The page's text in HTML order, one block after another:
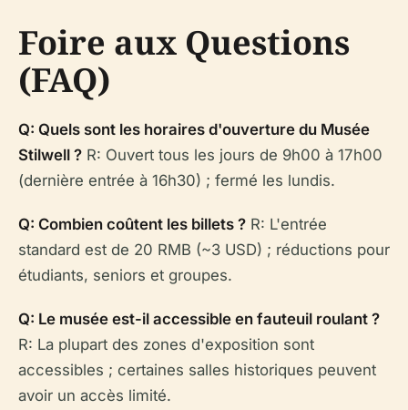
Foire aux Questions
(FAQ)
Q: Quels sont les horaires d'ouverture du Musée
Stilwell ? R: Ouvert tous les jours de 9h00 à 17h00
(dernière entrée à 16h30) ; fermé les lundis.
Q: Combien coûtent les billets ? R: L'entrée
standard est de 20 RMB (~3 USD) ; réductions pour
étudiants, seniors et groupes.
Q: Le musée est-il accessible en fauteuil roulant ?
R: La plupart des zones d'exposition sont
accessibles ; certaines salles historiques peuvent
avoir un accès limité.